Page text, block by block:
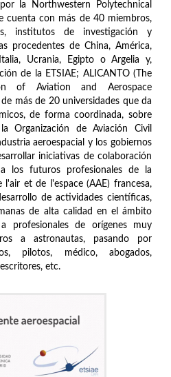
la Northwestern Polytechnical
cuenta con más de 40 miembros,
institutos de investigación y
procedentes de China, América,
Ucrania, Egipto o Argelia y,
de la ETSIAE; ALICANTO (The
of Aviation and Aerospace
más de 20 universidades que da
de forma coordinada, sobre
Organización de Aviación Civil
aeroespacial y los gobiernos
iniciativas de colaboración
los futuros profesionales de la
l'air et de l'espace (AAE) francesa,
de actividades científicas,
de alta calidad en el ámbito
a profesionales de orígenes muy
a astronautas, pasando por
pilotos, médico, abogados,
etc.